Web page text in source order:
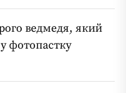
ведмедя, який
фотопастку